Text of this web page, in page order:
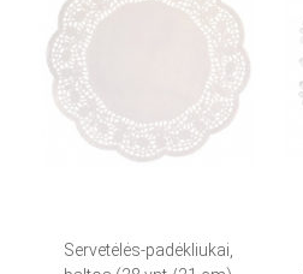
Servetėlės-padėkliukai,